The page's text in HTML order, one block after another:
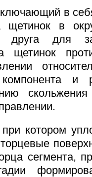
в
щетинок в
друга для
щетинок
и
скольжения
котором
сегмента,